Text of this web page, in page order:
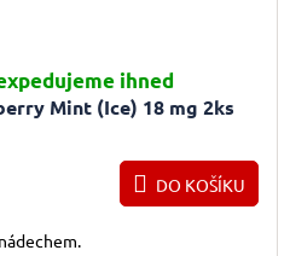
Mint (Ice) 18 mg 2ks
je 5,0 z 5 hvězdiček.
ihned
DO KOŠÍKU